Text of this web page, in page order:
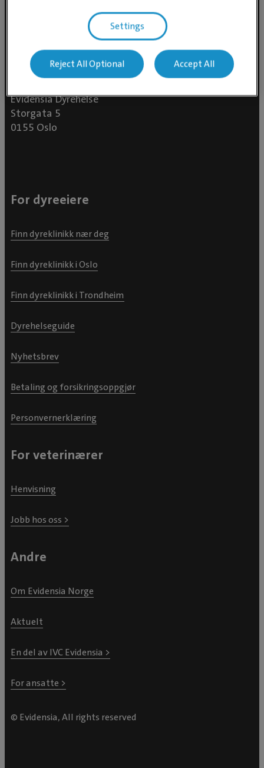
Evidensia Dyrehelse
Storgata 5
0155 Oslo
For dyreeiere
Finn dyreklinikk nær deg
Finn dyreklinikk i Oslo
Finn dyreklinikk i Trondheim
Dyrehelseguide
Nyhetsbrev
Betaling og forsikringsoppgjør
Personvernerklæring
For veterinærer
Henvisning
Jobb hos oss >
Andre
Om Evidensia Norge
Aktuelt
En del av IVC Evidensia >
For ansatte >
© Evidensia, All rights reserved
Settings
Reject All Optional Accept All